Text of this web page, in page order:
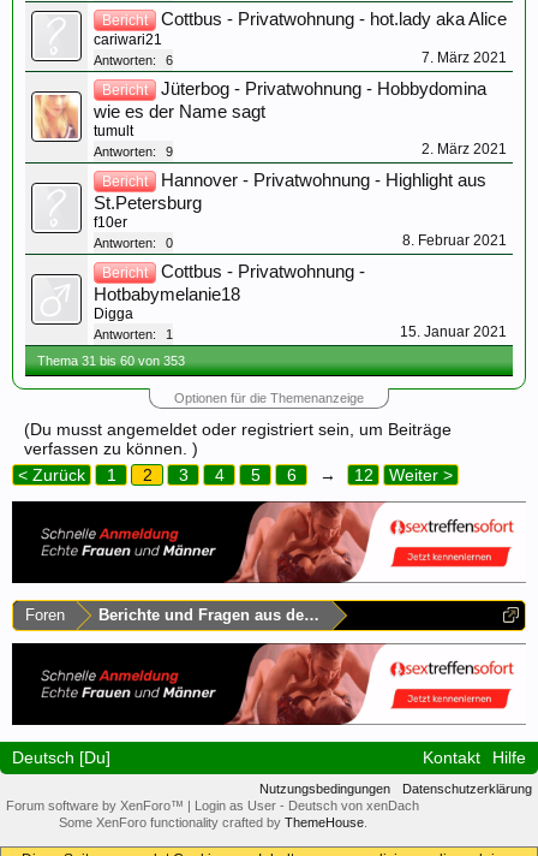
Bericht Cottbus - Privatwohnung - hot.lady aka Alice
cariwari21
Antworten: 6 7. März 2021
Bericht
Jüterbog - Privatwohnung - Hobbydomina
wie es der Name sagt
tumult
Antworten: 9 2. März 2021
Bericht
Hannover - Privatwohnung - Highlight aus
St.Petersburg
f10er
Antworten: 0 8. Februar 2021
Bericht
Cottbus - Privatwohnung -
Hotbabymelanie18
Digga
Antworten: 1 15. Januar 2021
Thema 31 bis 60 von 353
Optionen für die Themenanzeige
(Du musst angemeldet oder registriert sein, um Beiträge
verfassen zu können. )
< Zurück
1 2 3 4 5 6 → 12 Weiter >
Foren Berichte und Fragen aus dem Rest Deutschlands
Deutsch [Du] Kontakt Hilfe
Nutzungsbedingungen
Datenschutzerklärung
Forum software by XenForo™ | Login as User - Deutsch von xenDach
Some XenForo functionality crafted by ThemeHouse.